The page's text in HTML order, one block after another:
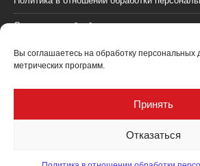
Вы соглашаетесь на обработку персональных
метрических программ.
Принять
Отказаться
Согласие на обработку персональных
Пользовательское соглашение (оферта)